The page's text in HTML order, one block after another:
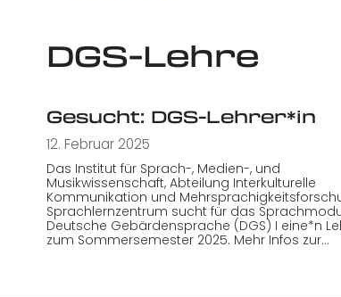
DGS-Lehre
Gesucht: DGS-Lehrer*in
12. Februar 2025
Das Institut für Sprach-, Medien-, und
Musikwissenschaft, Abteilung Interkulturelle
Kommunikation und
Sprachlernzentrum sucht für das
Deutsche Gebärdensprache (DGS) I eine*n
zum Sommersemester 2025. Mehr Infos zur…